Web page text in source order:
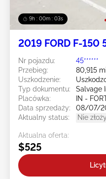
9h : 00m : 01s
2019 FORD F-150
Nr pojazdu:
45******
Przebieg:
80,915
Uszkodzenie:
Typ dokumentu:
Salvage
Placówka:
IN -
Data sprzedaży:
08/07/
Aktualny status:
Nie
Aktualna oferta:
$525